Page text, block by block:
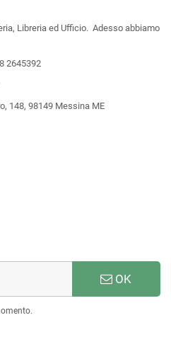
Libreria ed Ufficio. Adesso abbiamo
2645392
148, 98149 Messina ME
OK